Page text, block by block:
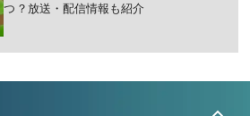
つ？放送・配信情報も紹介